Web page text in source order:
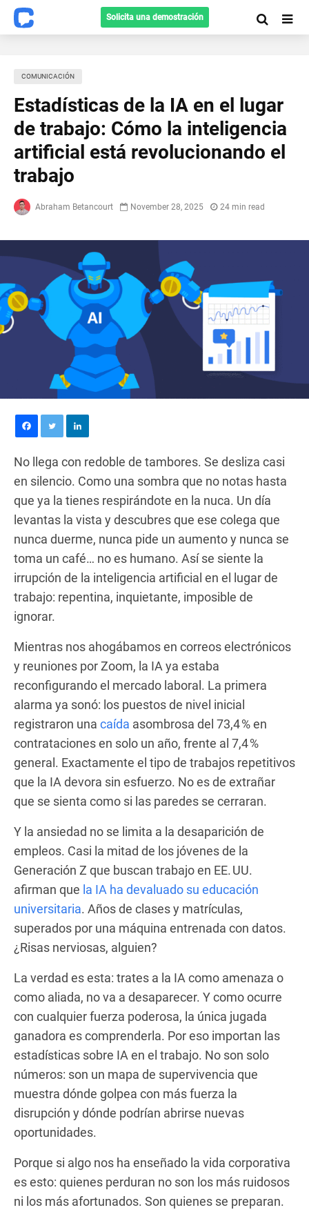
Solicita una demostración
COMUNICACIÓN
Estadísticas de la IA en el lugar
de trabajo: Cómo la inteligencia
artificial está revolucionando el
trabajo
Abraham Betancourt November 28, 2025 24 min read
No llega con redoble de tambores. Se desliza casi
en silencio. Como una sombra que no notas hasta
que ya la tienes respirándote en la nuca. Un día
levantas la vista y descubres que ese colega que
nunca duerme, nunca pide un aumento y nunca se
toma un café… no es humano. Así se siente la
irrupción de la inteligencia artificial en el lugar de
trabajo: repentina, inquietante, imposible de
ignorar.
Mientras nos ahogábamos en correos electrónicos
y reuniones por Zoom, la IA ya estaba
reconfigurando el mercado laboral. La primera
alarma ya sonó: los puestos de nivel inicial
registraron una caída asombrosa del 73,4 % en
contrataciones en solo un año, frente al 7,4 %
general. Exactamente el tipo de trabajos repetitivos
que la IA devora sin esfuerzo. No es de extrañar
que se sienta como si las paredes se cerraran.
Y la ansiedad no se limita a la desaparición de
empleos. Casi la mitad de los jóvenes de la
Generación Z que buscan trabajo en EE. UU.
afirman que la IA ha devaluado su educación
universitaria. Años de clases y matrículas,
superados por una máquina entrenada con datos.
¿Risas nerviosas, alguien?
La verdad es esta: trates a la IA como amenaza o
como aliada, no va a desaparecer. Y como ocurre
con cualquier fuerza poderosa, la única jugada
ganadora es comprenderla. Por eso importan las
estadísticas sobre IA en el trabajo. No son solo
números: son un mapa de supervivencia que
muestra dónde golpea con más fuerza la
disrupción y dónde podrían abrirse nuevas
oportunidades.
Porque si algo nos ha enseñado la vida corporativa
es esto: quienes perduran no son los más ruidosos
ni los más afortunados. Son quienes se preparan.